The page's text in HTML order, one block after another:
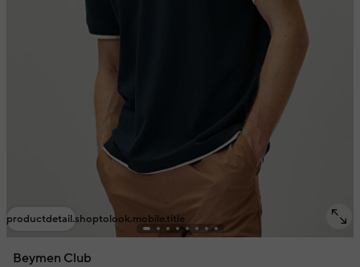
productdetail.shoptolook.mobile.title
Beymen Club